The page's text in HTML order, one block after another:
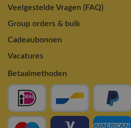
Veelgestelde Vragen (FAQ)
Group orders & bulk
Cadeaubonnen
Vacatures
Betaalmethoden